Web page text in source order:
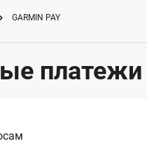
GARMIN PAY
платежи